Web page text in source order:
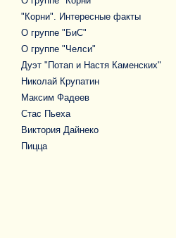
"Корни". Интересные факты
О группе "БиС"
О группе "Челси"
Дуэт "Потап и Настя Каменских"
Николай Крупатин
Максим Фадеев
Стас Пьеха
Виктория Дайнеко
Пицца